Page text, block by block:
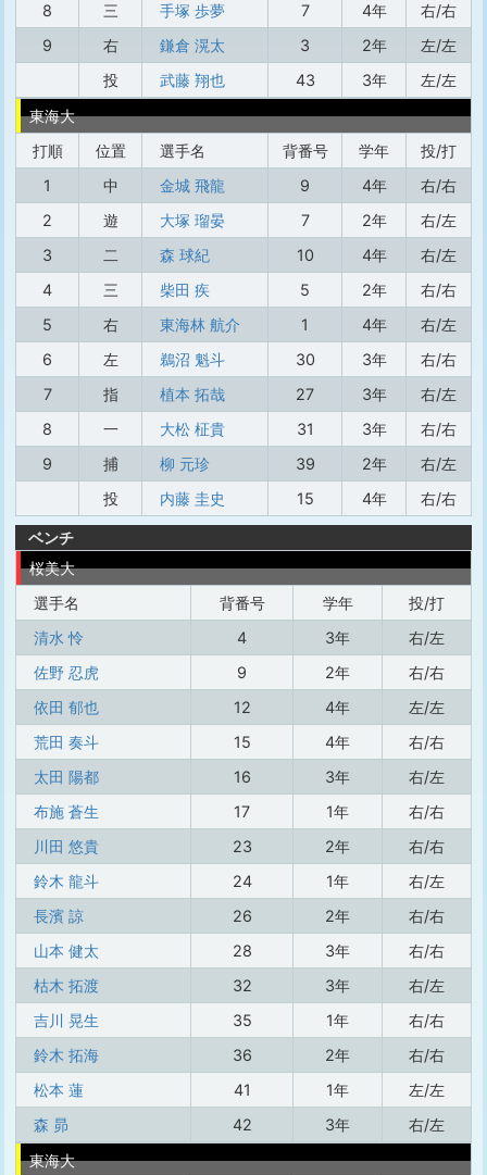
8
三 手塚 歩夢 7 4年
右/右
9
右 鎌倉 滉太 3 2年
左/左
投
武藤 翔也 43 3年
左/左
東海大
打順
位置 選手名 背番号 学年
投/打
1
中 金城 飛龍 9 4年
右/右
2
遊 大塚 瑠晏 7 2年
右/左
3
二 森 球紀 10 4年
右/左
4
三 柴田 疾 5 2年
右/右
5
右 東海林 航介 1 4年
右/左
6
左 鵜沼 魁斗 30 3年
右/右
7
指 植本 拓哉 27 3年
右/左
8
一 大松 柾貴 31 3年
右/右
9
捕 柳 元珍 39 2年
右/左
投
内藤 圭史 15 4年 右/右
ベンチ
桜美大
選手名
背番号 学年
投/打
清水 怜
4 3年
右/左
佐野 忍虎
9 2年
右/右
依田 郁也
12 4年
左/左
荒田 奏斗
15 4年
右/右
太田 陽都
16 3年
右/左
布施 蒼生
17 1年
右/右
川田 悠貴
23 2年
右/右
鈴木 龍斗
24 1年
右/左
長濱 諒
26 2年
右/右
山本 健太
28 3年
右/右
枯木 拓渡
32 3年
右/左
吉川 晃生
35 1年
右/右
鈴木 拓海
36 2年
右/右
松本 蓮
41 1年
左/左
森 昴
42 3年
右/左
東海大